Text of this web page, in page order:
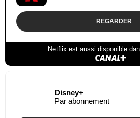
REGARDER
Netflix est aussi disponible
Disney+
Par abonnement